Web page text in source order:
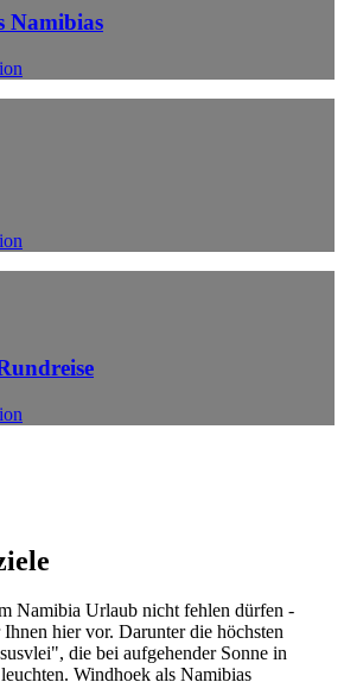
Namibias
Namibia Urlaub nicht fehlen dürfen -
hier vor. Darunter die höchsten
die bei aufgehender Sonne in
Windhoek als Namibias